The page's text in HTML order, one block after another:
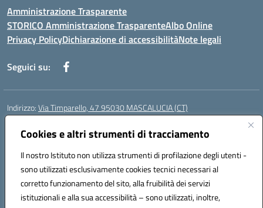
Cookies e altri strumenti di tracciamento
Il nostro Istituto non utilizza strumenti di profilazione degli utenti -
sono utilizzati esclusivamente cookies tecnici necessari al
corretto funzionamento del sito, alla fruibilità dei servizi
istituzionali e alla sua accessibilità – sono utilizzati, inoltre,
Amministrazione Trasparente
STORICO Amministrazione TrasparenteAlbo Online
Privacy PolicyDichiarazione di accessibilitàNote legali
Seguici su:
Indirizzo:Via Timparello, 47 95030 MASCALUCIA (CT)
Centralino:
Posta elettronica certificata (PEC):ctic8bc002@pec.istruzione.it
Codice fiscale: 93238350875
Codice meccanografico:ctic8bc002
Codice Indice delle Pubbliche Amministrazioni (IPA): istsc_ctic8bc002
Codice unico di fatturazione (CUF): 2PO2JW